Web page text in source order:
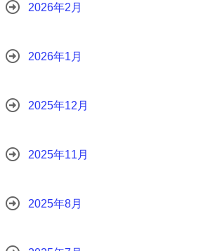
2026年2月
2026年1月
2025年12月
2025年11月
2025年8月